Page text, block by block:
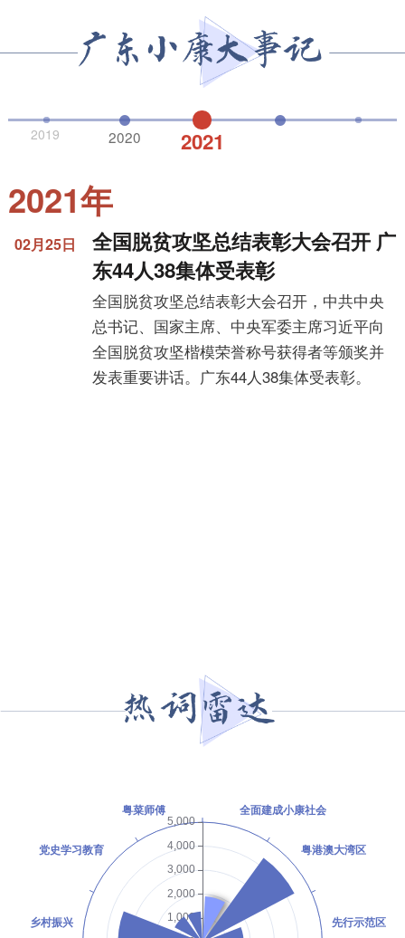
2019 2020 2021
2021年
02月25日
全国脱贫攻坚总结表彰大会召开 广
东44人38集体受表彰
全国脱贫攻坚总结表彰大会召开，中共中央
总书记、国家主席、中央军委主席习近平向
全国脱贫攻坚楷模荣誉称号获得者等颁奖并
发表重要讲话。广东44人38集体受表彰。